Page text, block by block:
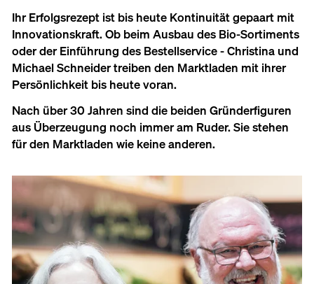
Ihr Erfolgsrezept ist bis heute Kontinuität gepaart mit
Innovationskraft. Ob beim Ausbau des Bio-Sortiments
oder der Einführung des Bestellservice - Christina und
Michael Schneider treiben den Marktladen mit ihrer
Persönlichkeit bis heute voran.
Nach über 30 Jahren sind die beiden Gründerfiguren
aus Überzeugung noch immer am Ruder. Sie stehen
für den Marktladen wie keine anderen.